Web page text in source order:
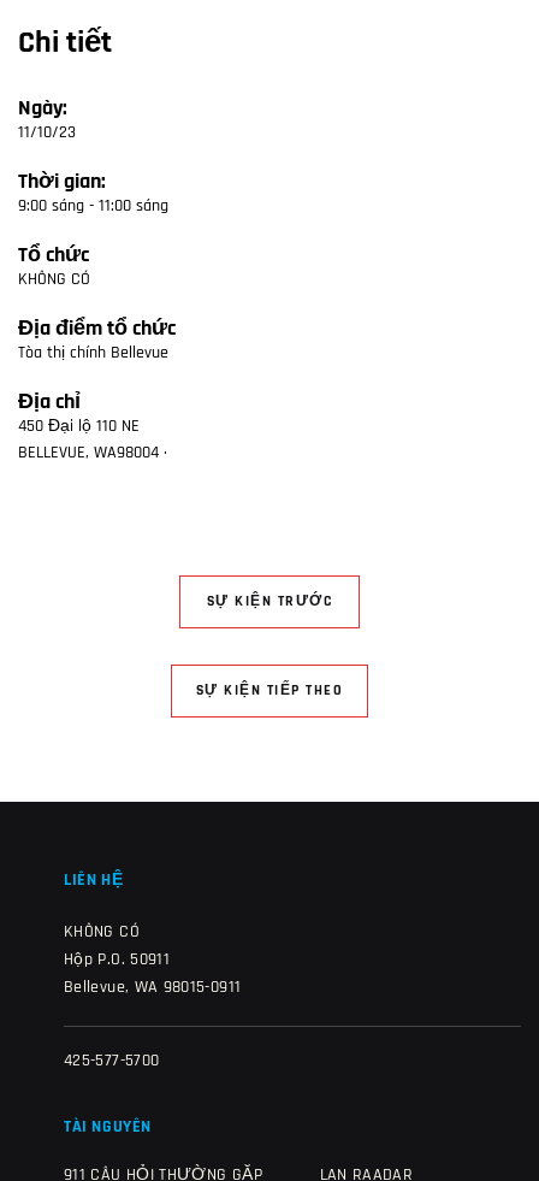
Chi tiết
Ngày:
11/10/23
Thời gian:
9:00 sáng - 11:00 sáng
Tổ chức
KHÔNG CÓ
Địa điểm tổ chức
Tòa thị chính Bellevue
Địa chỉ
450 Đại lộ 110 NE
BELLEVUE, WA98004 ·
SỰ KIỆN TRƯỚC
SỰ KIỆN TIẾP THEO
LIÊN HỆ
KHÔNG CÓ
Hộp P.O. 50911
Bellevue, WA 98015-0911
425-577-5700
TÀI NGUYÊN
911 CÂU HỎI THƯỜNG GẶP LAN RAADAR